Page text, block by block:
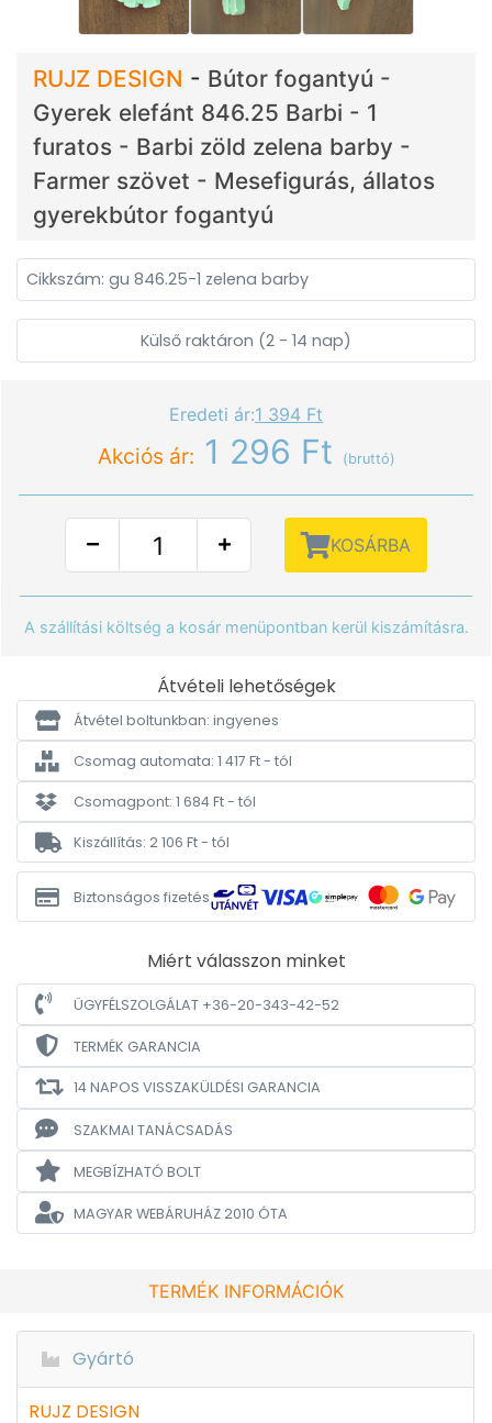
RUJZ DESIGN - Bútor fogantyú -
Gyerek elefánt 846.25 Barbi - 1
furatos - Barbi zöld zelena barby -
Farmer szövet - Mesefigurás, állatos
gyerekbútor fogantyú
Cikkszám: gu 846.25-1 zelena barby
Külső raktáron (2 - 14 nap)
Eredeti ár:1 394 Ft
Akciós ár: 1 296 Ft (bruttó)
KOSÁRBA
A szállítási költség a kosár menüpontban kerül kiszámításra.
Átvételi lehetőségek
Átvétel boltunkban: ingyenes
Csomag automata: 1 417 Ft - tól
Csomagpont: 1 684 Ft - tól
Kiszállítás: 2 106 Ft - tól
Biztonságos fizetés
Miért válasszon minket
ÜGYFÉLSZOLGÁLAT +36-20-343-42-52
TERMÉK GARANCIA
14 NAPOS VISSZAKÜLDÉSI GARANCIA
SZAKMAI TANÁCSADÁS
MEGBÍZHATÓ BOLT
MAGYAR WEBÁRUHÁZ2010 ÓTA
TERMÉK INFORMÁCIÓK
Gyártó
RUJZ DESIGN